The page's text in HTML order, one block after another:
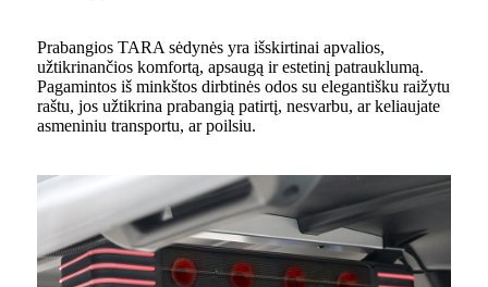
Prabangios TARA sėdynės yra išskirtinai apvalios,
užtikrinančios komfortą, apsaugą ir estetinį patrauklumą.
Pagamintos iš minkštos dirbtinės odos su elegantišku raižytu
raštu, jos užtikrina prabangią patirtį, nesvarbu, ar keliaujate
asmeniniu transportu, ar poilsiu.